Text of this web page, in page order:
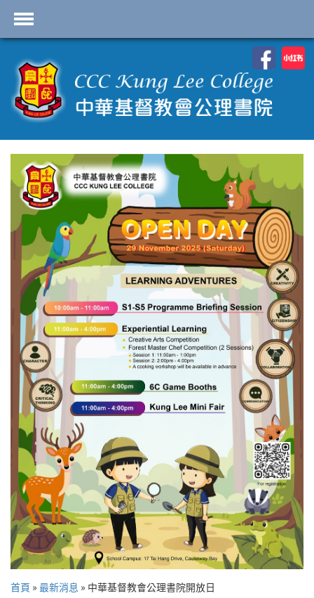
首頁
學校資料
課程概覽
入學申請
學生支援
Highlights
聯絡我們
2026-2027 劍橋國際 A
Level
首頁 » 最新消息 » 中華基督教會公理書院開放日